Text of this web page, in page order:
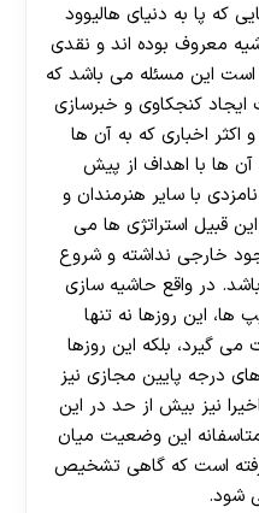
که پا به دنیای هالیوود
معروف بوده اند و نقدی
است این مسئله می باشد که
ایجاد کنجکاوی و خبرسازی
اخباری که به آن ها
ها با اهداف از پیش
با سایر هنرمندان و
قبیل استراتژی ها می
خارجی نداشته و شروع
در واقع حاشیه سازی
این روزها نه تنها
گیرد، بلکه این روزها
درجه پایین مجازی نیز
نیز بیش از حد در این
این وضعیت میان
گرفته است که گاهی تشخیص
شود.